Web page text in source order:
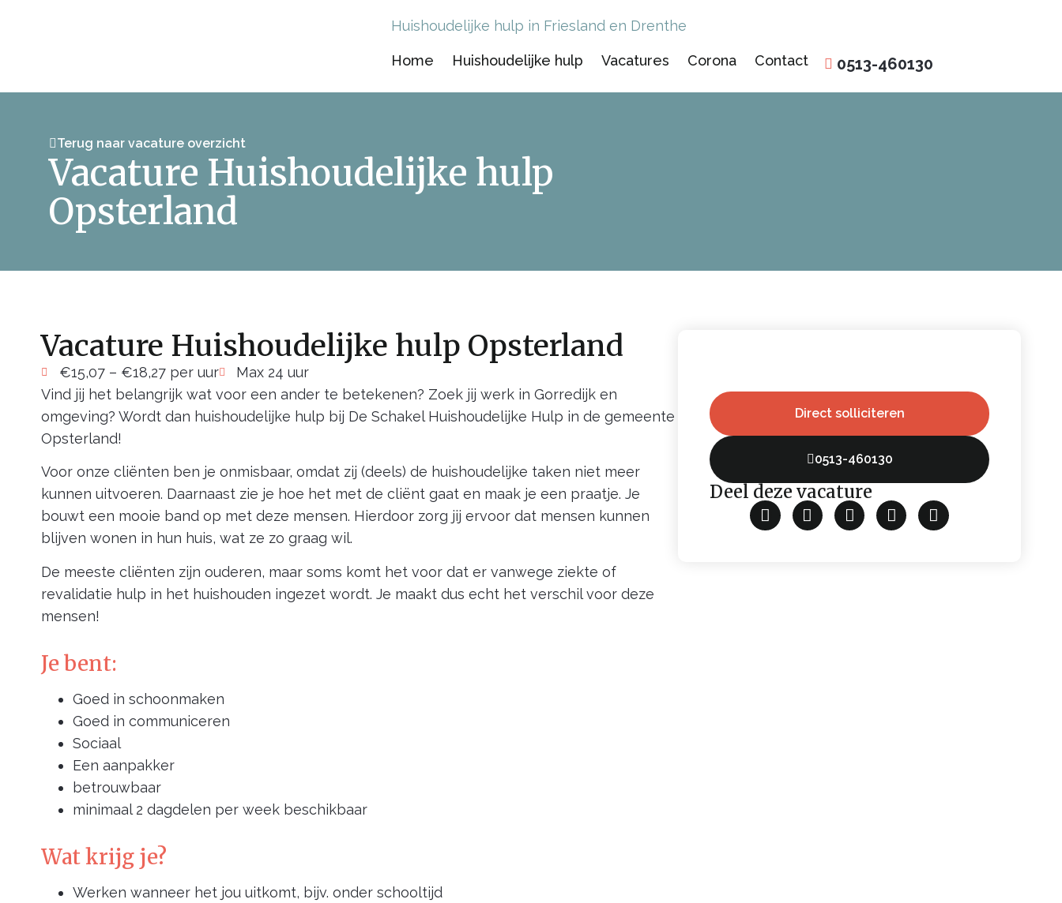
Huishoudelijke hulp in Friesland en Drenthe
Home Huishoudelijke hulp Vacatures Corona Contact 0513-460130
Terug naar vacature overzicht
Vacature Huishoudelijke hulp
Opsterland
Vacature Huishoudelijke hulp Opsterland
€15,07 – €18,27 per uur
Max 24 uur
Vind jij het belangrijk wat voor een ander te betekenen? Zoek jij werk in Gorredijk en
omgeving? Wordt dan huishoudelijke hulp bij De Schakel Huishoudelijke Hulp in de gemeente
Opsterland!
Voor onze cliënten ben je onmisbaar, omdat zij (deels) de huishoudelijke taken niet meer
kunnen uitvoeren. Daarnaast zie je hoe het met de cliënt gaat en maak je een praatje. Je
bouwt een mooie band op met deze mensen. Hierdoor zorg jij ervoor dat mensen kunnen
blijven wonen in hun huis, wat ze zo graag wil.
De meeste cliënten zijn ouderen, maar soms komt het voor dat er vanwege ziekte of
revalidatie hulp in het huishouden ingezet wordt. Je maakt dus echt het verschil voor deze
mensen!
Je bent:
Goed in schoonmaken
Goed in communiceren
Sociaal
Een aanpakker
betrouwbaar
minimaal 2 dagdelen per week beschikbaar
Wat krijg je?
Werken wanneer het jou uitkomt, bijv. onder schooltijd
Direct solliciteren
0513-460130
Deel deze vacature